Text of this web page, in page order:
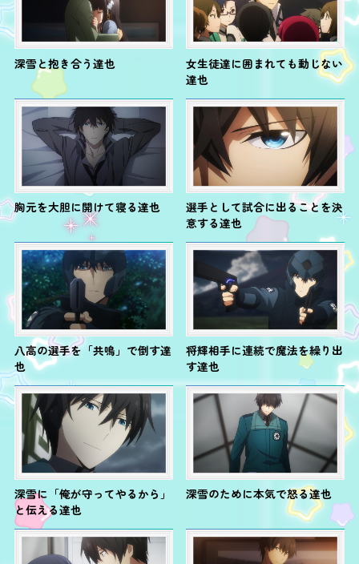
深雪と抱き合う達也
女生徒達に囲まれても動じない
達也
胸元を大胆に開けて寝る達也
選手として試合に出ることを決
意する達也
八高の選手を「共鳴」で倒す達
也
将輝相手に連続で魔法を繰り出
す達也
深雪に「俺が守ってやるから」
と伝える達也
深雪のために本気で怒る達也